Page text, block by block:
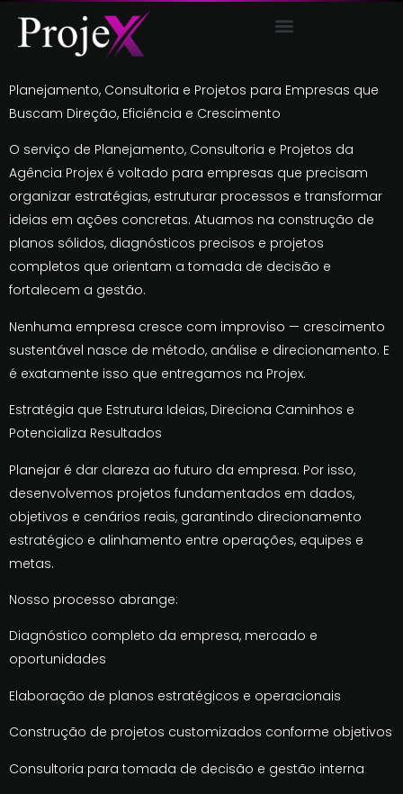
Planejamento, Consultoria e Projetos para Empresas que
Buscam Direção, Eficiência e Crescimento
O serviço de Planejamento, Consultoria e Projetos da
Agência Projex é voltado para empresas que precisam
organizar estratégias, estruturar processos e transformar
ideias em ações concretas. Atuamos na construção de
planos sólidos, diagnósticos precisos e projetos
completos que orientam a tomada de decisão e
fortalecem a gestão.
Nenhuma empresa cresce com improviso — crescimento
sustentável nasce de método, análise e direcionamento. E
é exatamente isso que entregamos na Projex.
Estratégia que Estrutura Ideias, Direciona Caminhos e
Potencializa Resultados
Planejar é dar clareza ao futuro da empresa. Por isso,
desenvolvemos projetos fundamentados em dados,
objetivos e cenários reais, garantindo direcionamento
estratégico e alinhamento entre operações, equipes e
metas.
Nosso processo abrange:
Diagnóstico completo da empresa, mercado e
oportunidades
Elaboração de planos estratégicos e operacionais
Construção de projetos customizados conforme objetivos
Consultoria para tomada de decisão e gestão interna